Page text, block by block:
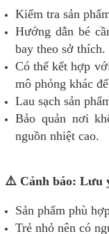
Kiểm tra sản
Hướng dẫn bé
bay theo sở thích.
Có thể kết hợp
mô phỏng khác
Lau sạch sản
Bảo quản nơi
nguồn nhiệt cao.
⚠️ Cảnh báo: Lưu
Sản phẩm phù
Trẻ nhỏ nên có